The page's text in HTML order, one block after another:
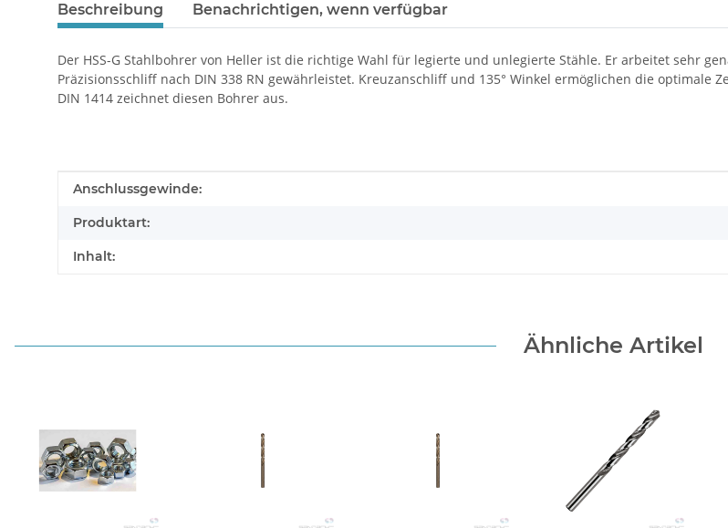
Beschreibung Benachrichtigen, wenn verfügbar
Der HSS-G Stahlbohrer von Heller ist die richtige Wahl für legierte und unlegierte Stähle. Er arbeitet sehr
Präzisionsschliff nach DIN 338 RN gewährleistet. Kreuzanschliff und 135° Winkel ermöglichen die
DIN 1414 zeichnet diesen Bohrer aus.
Produkteigenschaft
Wert
Anschlussgewinde:
Produktart:
Inhalt:
Ähnliche Artikel